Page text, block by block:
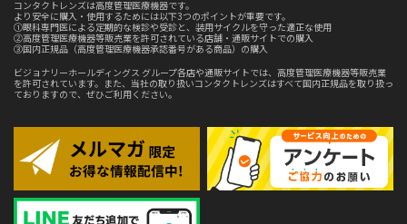
コンタクトレンズは高度管理医療機器です。
より安全に購入・使用するためには以下3つのポイントが重要です。
①眼科専門医による定期的な検診や受診と、装用サイクルを守った適正な使用
②高度管理医療機器等販売業を許可されている店舗・通販サイトでの購入
③国内正規品（高度管理医療機器承認番号がある商品）の購入
ビジョナリーホールディングス グループ各店や通販サイトでは、高度管理医療機器等販売業
を許可されています。また、当社の取り扱いコンタクトレンズはすべて国内正規品を取り扱っ
ておりますので、ぜひご利用ください。